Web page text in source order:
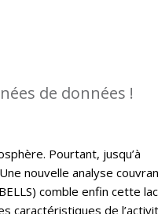
de données !
Pourtant, jusqu’à
nouvelle analyse
comble enfin cette
caractéristiques de